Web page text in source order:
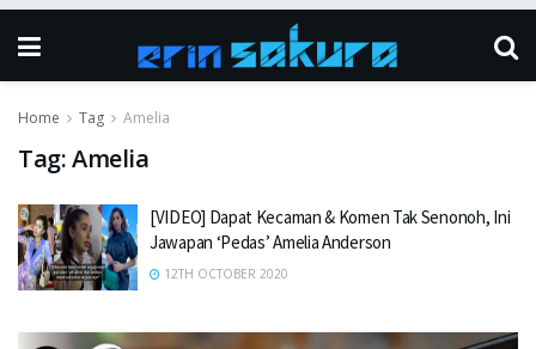
Home Tag Amelia
Tag:Amelia
[VIDEO] Dapat Kecaman & Komen Tak Senonoh, Ini
Jawapan ‘Pedas’ Amelia Anderson
12TH OCTOBER 2020